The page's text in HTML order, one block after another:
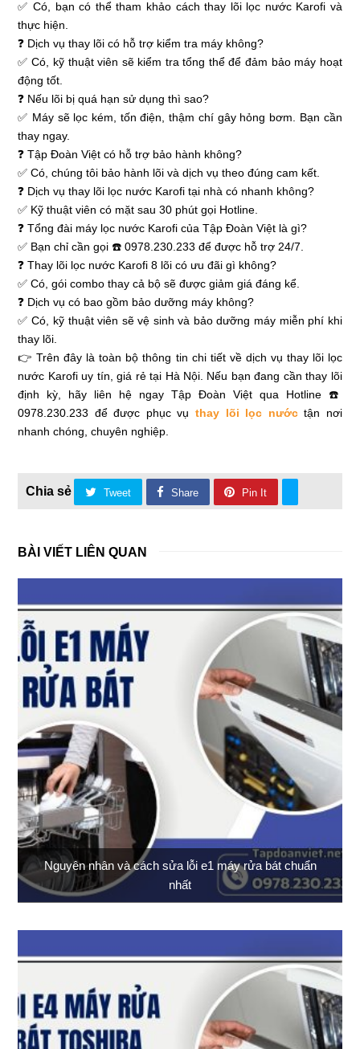
✅ Có, bạn có thể tham khảo cách thay lõi lọc nước Karofi và
thực hiện.
❓ Dịch vụ thay lõi có hỗ trợ kiểm tra máy không?
✅ Có, kỹ thuật viên sẽ kiểm tra tổng thể để đảm bảo máy hoạt
động tốt.
❓ Nếu lõi bị quá hạn sử dụng thì sao?
✅ Máy sẽ lọc kém, tốn điện, thậm chí gây hỏng bơm. Bạn cần
thay ngay.
❓ Tập Đoàn Việt có hỗ trợ bảo hành không?
✅ Có, chúng tôi bảo hành lõi và dịch vụ theo đúng cam kết.
❓ Dịch vụ thay lõi lọc nước Karofi tại nhà có nhanh không?
✅ Kỹ thuật viên có mặt sau 30 phút gọi Hotline.
❓ Tổng đài máy lọc nước Karofi của Tập Đoàn Việt là gì?
✅ Bạn chỉ cần gọi ☎️ 0978.230.233 để được hỗ trợ 24/7.
❓ Thay lõi lọc nước Karofi 8 lõi có ưu đãi gì không?
✅ Có, gói combo thay cả bộ sẽ được giảm giá đáng kể.
❓ Dịch vụ có bao gồm bảo dưỡng máy không?
✅ Có, kỹ thuật viên sẽ vệ sinh và bảo dưỡng máy miễn phí khi
thay lõi.
👉 Trên đây là toàn bộ thông tin chi tiết về dịch vụ thay lõi lọc
nước Karofi uy tín, giá rẻ tại Hà Nội. Nếu bạn đang cần thay lõi
định kỳ, hãy liên hệ ngay Tập Đoàn Việt qua Hotline ☎️
0978.230.233 để được phục vụ thay lõi lọc nướctận nơi
nhanh chóng, chuyên nghiệp.
Tweet Share Pin It
BÀI VIẾT LIÊN QUAN
Nguyên nhân và cách sửa lỗi e1 máy rửa bát chuẩn
nhất